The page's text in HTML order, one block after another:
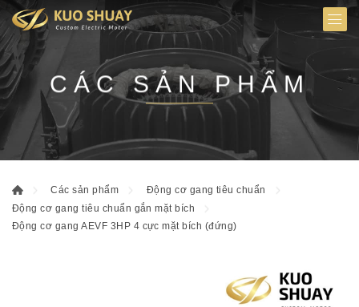
CÁC SẢN PHẨM
Các sản phẩm
Động cơ gang tiêu chuẩn
Động cơ gang tiêu chuẩn gắn mặt bích
Động cơ gang AEVF 3HP 4 cực mặt bích (đứng)